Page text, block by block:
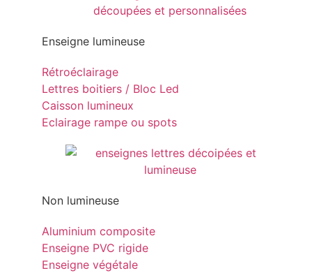
Enseigne lumineuse
Rétroéclairage
Lettres boitiers / Bloc Led
Caisson lumineux
Eclairage rampe ou spots
Non lumineuse
Aluminium composite
Enseigne PVC rigide
Enseigne végétale